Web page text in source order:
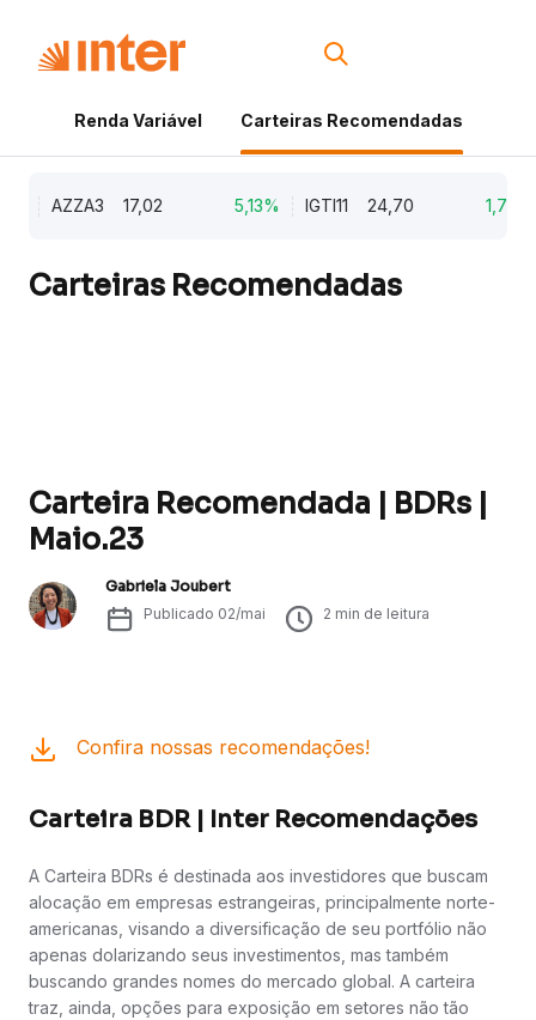
Renda Variável Carteiras Recomendadas
AZZA3 17,02 5,13% IGTI11 24,70 1,77%
Carteiras Recomendadas
Carteira Recomendada | BDRs |
Maio.23
Gabriela Joubert
Publicado 02/mai 2 min de leitura
Confira nossas recomendações!
Carteira BDR | Inter Recomendações
A Carteira BDRs é destinada aos investidores que buscam
alocação em empresas estrangeiras, principalmente norte-
americanas, visando a diversificação de seu portfólio não
apenas dolarizando seus investimentos, mas também
buscando grandes nomes do mercado global. A carteira
traz, ainda, opções para exposição em setores não tão